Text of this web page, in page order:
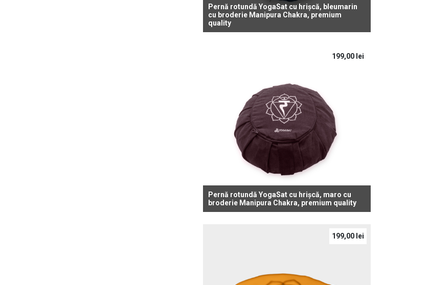
Pernă rotundă YogaSat cu hrișcă, bleumarin
cu broderie Manipura Chakra, premium
quality
Pernă rotundă YogaSat cu hrișcă, maro cu
broderie Manipura Chakra, premium quality
199,00 lei
199,00 lei